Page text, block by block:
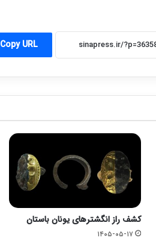
Copy URL
کشف راز انگشترهای یونان باستان
۱۴۰۵-۰۵-۱۷